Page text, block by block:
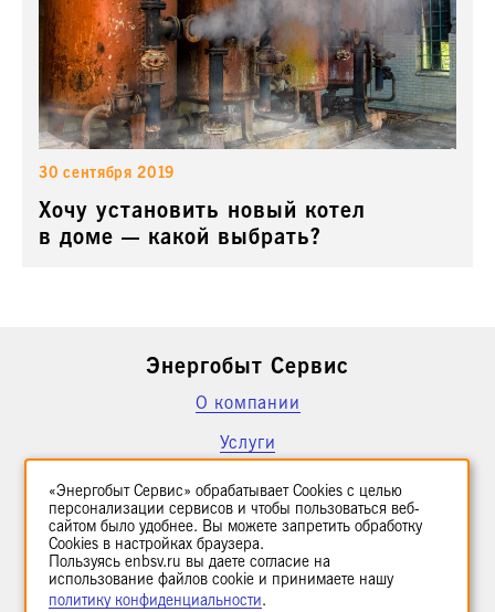
30 сентября 2019
Хочу установить новый котел
в доме — какой выбрать?
Энергобыт Сервис
О компании
Услуги
Написать нам
journal@enbsv.ru
Мы в соцсетях
«Энергобыт Сервис» обрабатывает Cookies с целью
персонализации сервисов и чтобы пользоваться веб-
сайтом было удобнее. Вы можете запретить обработку
Cookies в настройках браузера.
Пользуясь enbsv.ru вы даете согласие на
использование файлов cookie и принимаете нашу
политику конфиденциальности.